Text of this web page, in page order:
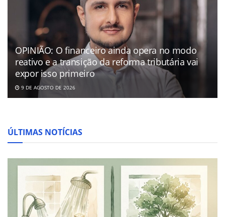
OPINIÃO: O financeiro ainda opera no modo
reativo e a transição da reforma tributária vai
expor isso primeiro
9 DE AGOSTO DE 2026
ÚLTIMAS NOTÍCIAS